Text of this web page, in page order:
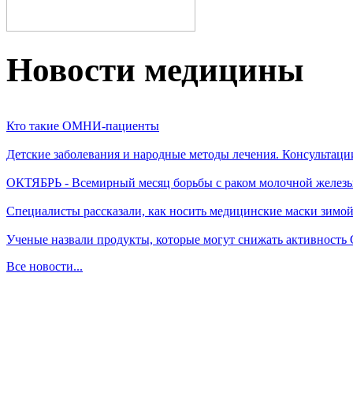
Новости медицины
Кто такие ОМНИ-пациенты
Детские заболевания и народные методы лечения.
ОКТЯБРЬ - Всемирный месяц борьбы с раком молочной
Специалисты рассказали, как носить медицинские маски зимой
Ученые назвали продукты, которые могут снижать
Все новости...